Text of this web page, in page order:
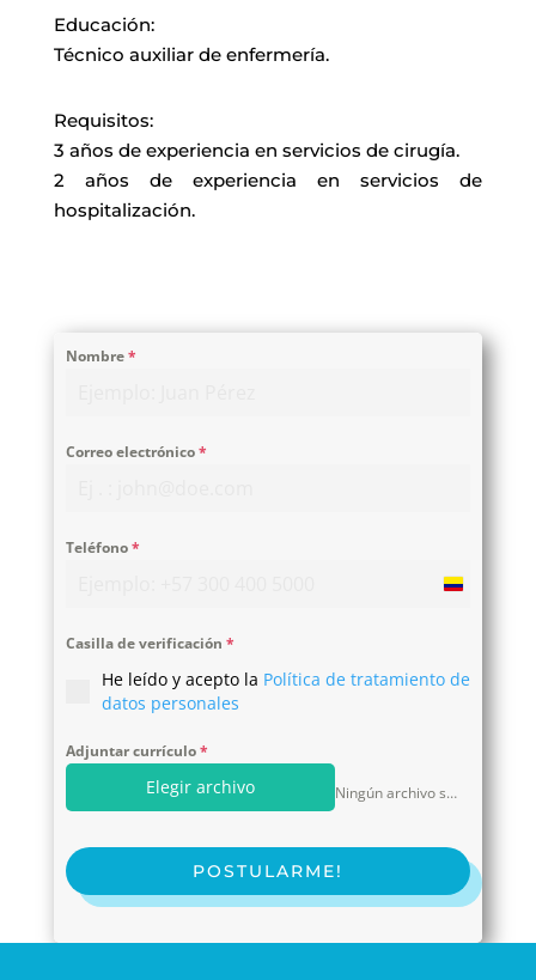
Educación:
Técnico auxiliar de enfermería.
Requisitos:
3 años de experiencia en servicios de cirugía.
2 años de experiencia en servicios de
hospitalización.
Nombre*
Correo electrónico*
Teléfono*
Colombia
Casilla de verificación *
He leído y acepto la Política de tratamiento de
datos personales
Adjuntar currículo*
Elegir archivo Ningún archivo seleccionado
POSTULARME!